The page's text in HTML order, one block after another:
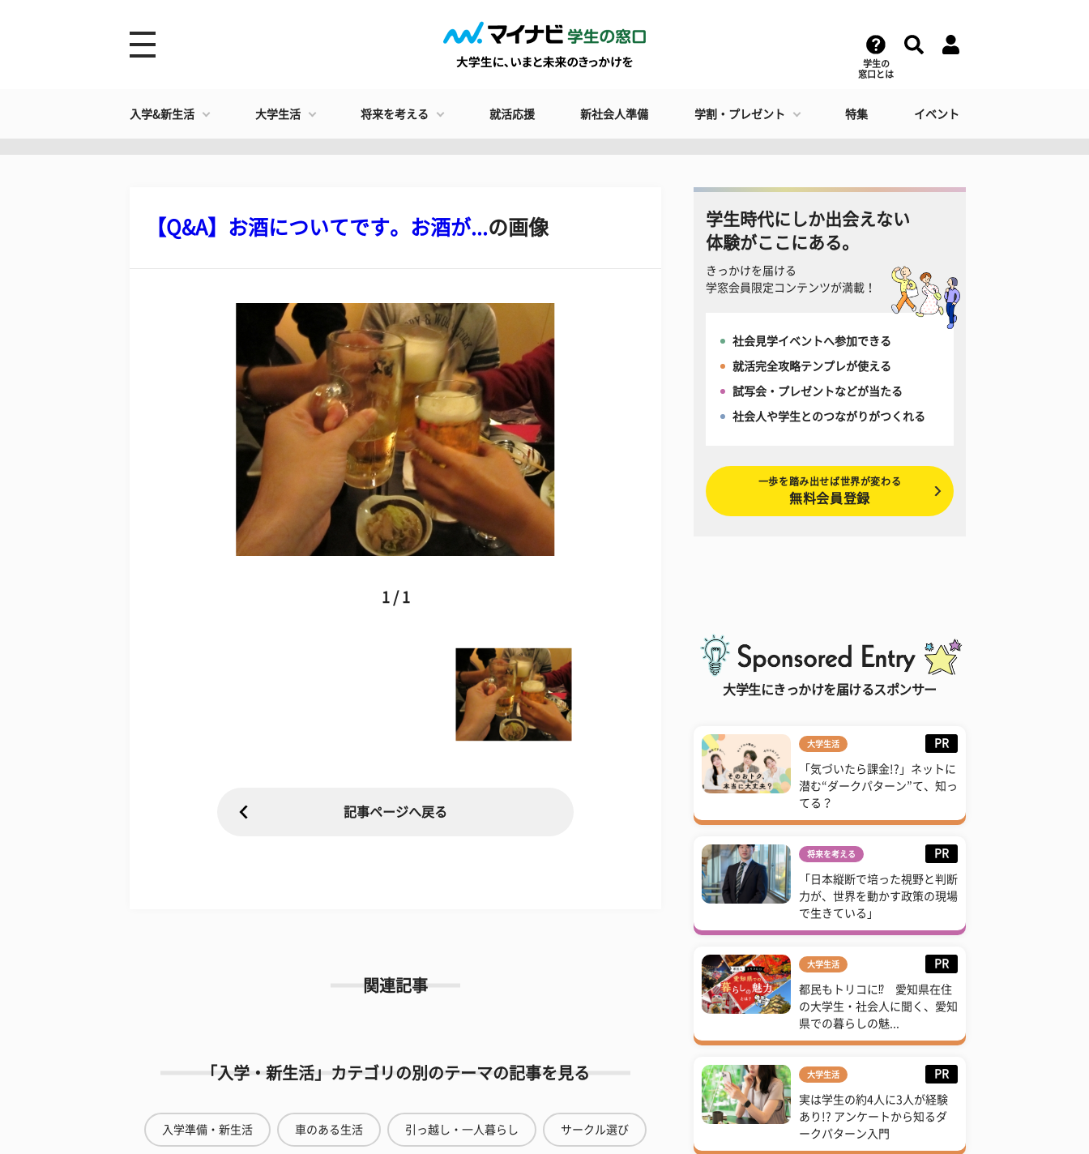
学生の
窓口とは
入学&新生活 大学生活 将来を考える 就活応援 新社会人準備 学割・プレゼント 特集 イベント
【Q&A】お酒についてです。お酒が...の画像
1 / 1
記事ページへ戻る
関連記事
「入学・新生活」カテゴリの別のテーマの記事を見る
入学準備・新生活 車のある生活 引っ越し・一人暮らし サークル選び
学生時代にしか出会えない
体験がここにある。
きっかけを届ける
学窓会員限定コンテンツが満載！
社会見学イベントへ参加できる
就活完全攻略テンプレが使える
試写会・プレゼントなどが当たる
社会人や学生とのつながりがつくれる
一歩を踏み出せば世界が変わる
無料会員登録
大学生にきっかけを届けるスポンサー
大学生活 PR
「気づいたら課金!?」ネットに
潜む“ダークパターン”て、知っ
てる？
将来を考える PR
「日本縦断で培った視野と判断
力が、世界を動かす政策の現場
で生きている」
大学生活 PR
都民もトリコに⁉ 愛知県在住
の大学生・社会人に聞く、愛知
県での暮らしの魅...
大学生活 PR
実は学生の約4人に3人が経験
あり!? アンケートから知るダ
ークパターン入門